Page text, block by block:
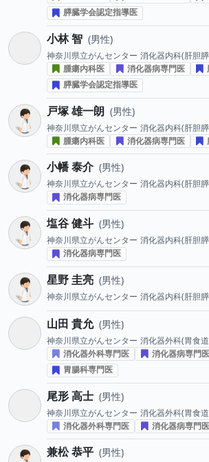
膵臓学会認定指導医
小林 智 男性
神奈川県立がんセンター 消化器内科(肝胆
腫瘍内科医
消化器病専門医
膵臓学会認定指導医
戸塚 雄一朗 男性
神奈川県立がんセンター 消化器内科(肝胆
腫瘍内科医
消化器病専門医
小幡 泰介 男性
神奈川県立がんセンター 消化器内科(肝胆
消化器病専門医
塩谷 健斗 男性
神奈川県立がんセンター 消化器内科(肝胆
消化器病専門医
星野 圭亮 男性
神奈川県立がんセンター 消化器内科(肝胆
山田 貴允 男性
神奈川県立がんセンター 消化器外科(胃食
消化器外科専門医
消化器病専門医
胃腸科専門医
尾形 高士 男性
神奈川県立がんセンター 消化器外科(胃食
消化器外科専門医
消化器病専門医
兼松 恭平 男性